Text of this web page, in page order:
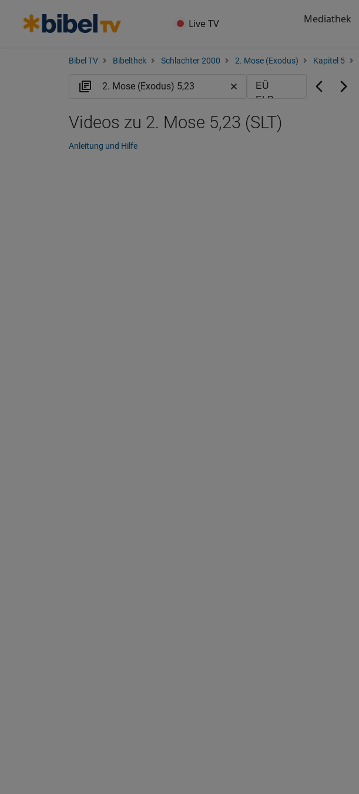
Live TV Mediathek
Bibel TV Bibelthek Schlachter 2000 2. Mose (Exodus) Kapitel 5
Videos zu 2. Mose 5,23 (SLT)
Anleitung und Hilfe